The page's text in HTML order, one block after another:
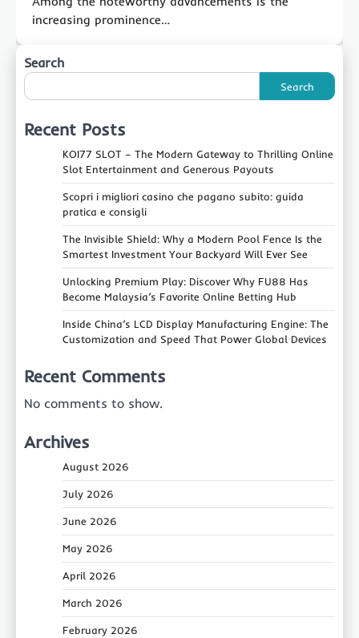
increasing prominence…
Search
Search
Recent Posts
KOI77 SLOT – The Modern Gateway to Thrilling Online
Slot Entertainment and Generous Payouts
Scopri i migliori casino che pagano subito: guida
pratica e consigli
The Invisible Shield: Why a Modern Pool Fence Is the
Smartest Investment Your Backyard Will Ever See
Unlocking Premium Play: Discover Why FU88 Has
Become Malaysia’s Favorite Online Betting Hub
Inside China’s LCD Display Manufacturing Engine: The
Customization and Speed That Power Global Devices
Recent Comments
No comments to show.
Archives
August 2026
July 2026
June 2026
May 2026
April 2026
March 2026
February 2026